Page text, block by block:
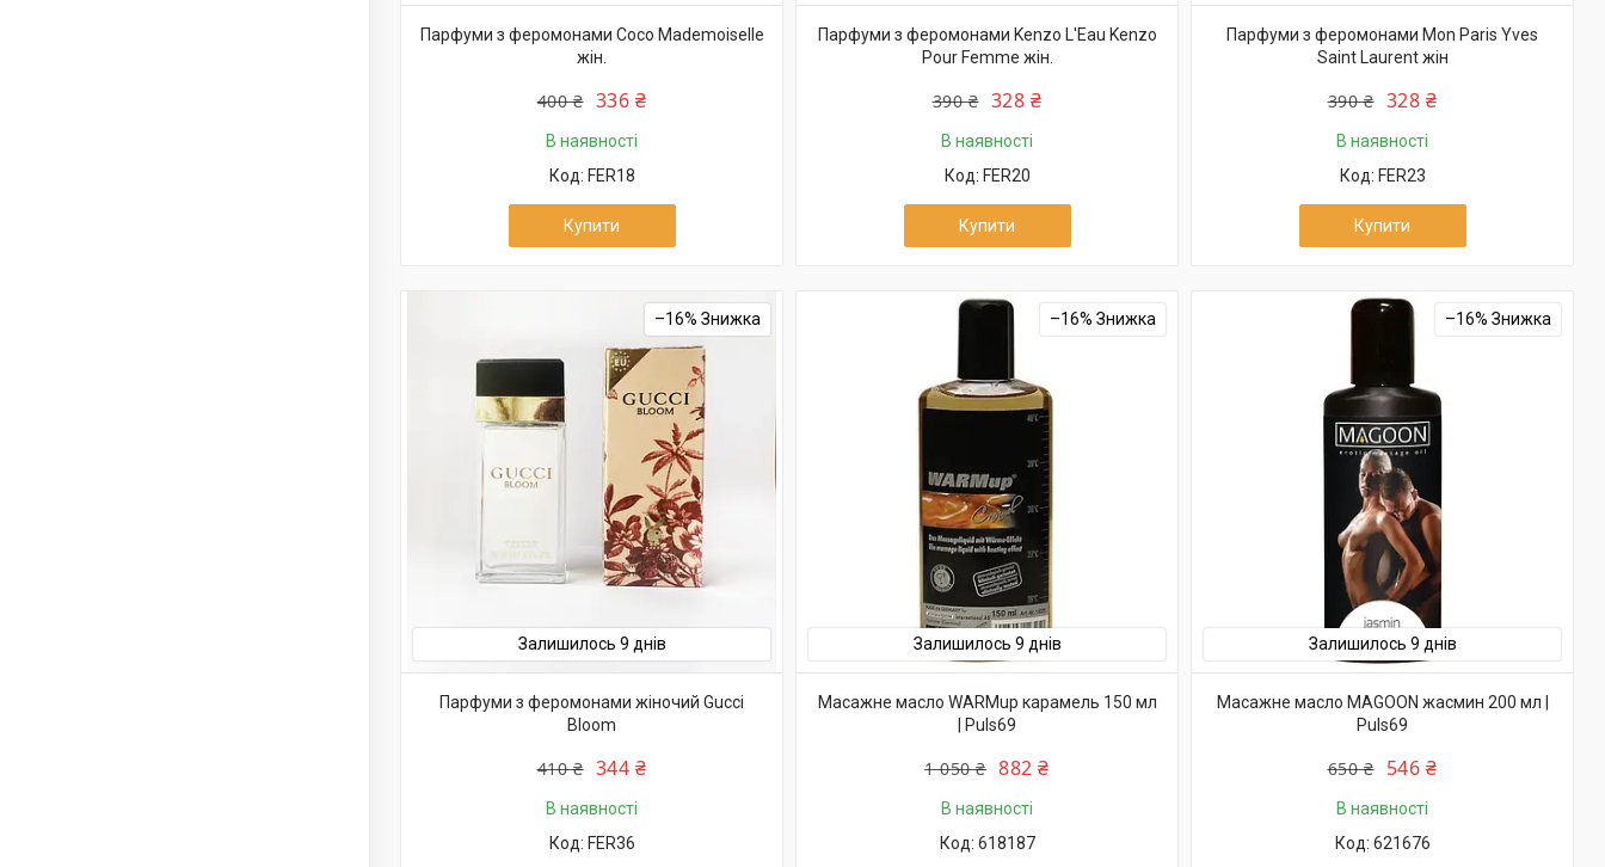
Парфуми з феромонами Coco Mademoiselle
жін.
400 ₴ 336 ₴
В наявності
FER18
Купити
Парфуми з феромонами Kenzo L'Eau Kenzo
Pour Femme жін.
390 ₴ 328 ₴
В наявності
FER20
Купити
Парфуми з феромонами Mon Paris Yves
Saint Laurent жін
390 ₴ 328 ₴
В наявності
FER23
Купити
–16%
Залишилось 9 днів
Парфуми з феромонами жіночий Gucci
Bloom
410 ₴ 344 ₴
В наявності
FER36
–16%
Залишилось 9 днів
Масажне масло WARMup карамель 150 мл
| Puls69
1 050 ₴ 882 ₴
В наявності
618187
–16%
Залишилось 9 днів
Масажне масло MAGOON жасмин 200 мл |
Puls69
650 ₴ 546 ₴
В наявності
621676